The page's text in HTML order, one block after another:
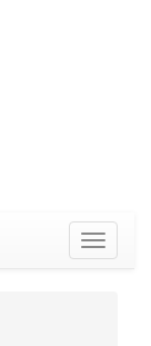
Toggle